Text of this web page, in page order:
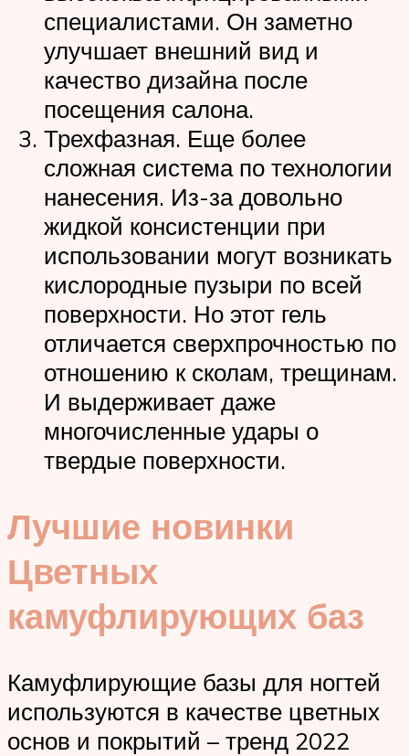
специалистами. Он заметно
улучшает внешний вид и
качество дизайна после
посещения салона.
Трехфазная. Еще более
сложная система по технологии
нанесения. Из-за довольно
жидкой консистенции при
использовании могут возникать
кислородные пузыри по всей
поверхности. Но этот гель
отличается сверхпрочностью по
отношению к сколам, трещинам.
И выдерживает даже
многочисленные удары о
твердые поверхности.
Лучшие новинки
Цветных
камуфлирующих баз
Камуфлирующие базы для ногтей
используются в качестве цветных
основ и покрытий – тренд 2022